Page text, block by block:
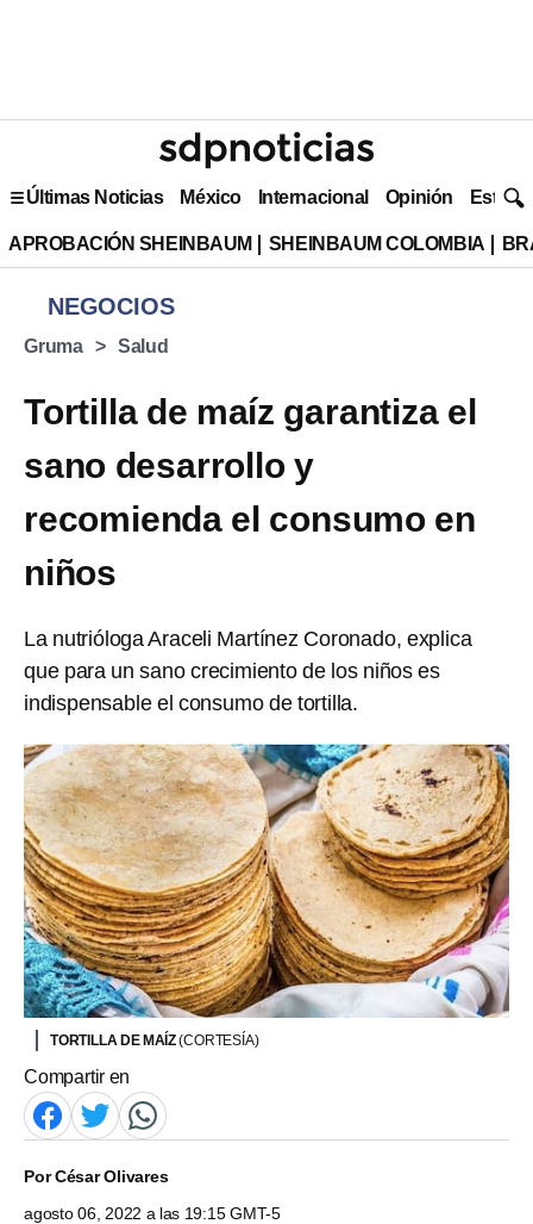
Últimas Noticias México Internacional Opinión Estilo
APROBACIÓN SHEINBAUM SHEINBAUM COLOMBIA
NEGOCIOS
Gruma Salud
Tortilla de maíz garantiza el
sano desarrollo y
recomienda el consumo en
niños
La nutrióloga Araceli Martínez Coronado, explica
que para un sano crecimiento de los niños es
indispensable el consumo de tortilla.
TORTILLA DE MAÍZ(CORTESÍA)
Compartir en
PorCésar Olivares
agosto 06, 2022 a las 19:15 GMT-5